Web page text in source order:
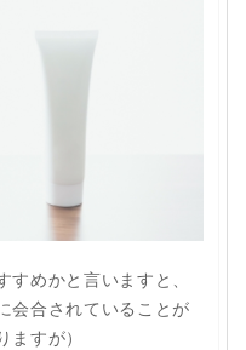
めかと言いますと、
会合されていることが
すが）